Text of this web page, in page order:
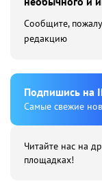
Сообщите,
редакцию
Подпишиcь на
Cамые свежие
Читайте нас на
площадках!